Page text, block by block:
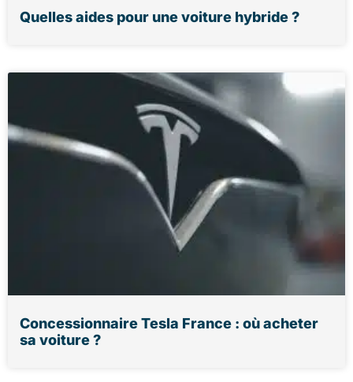
Quelles aides pour une voiture hybride ?
Concessionnaire Tesla France : où acheter
sa voiture ?